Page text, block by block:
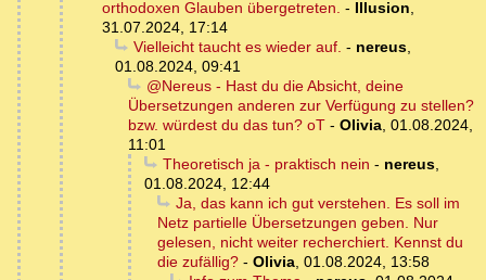
orthodoxen Glauben übergetreten. - Illusion,
31.07.2024, 17:14
Vielleicht taucht es wieder auf. - nereus,
01.08.2024, 09:41
@Nereus - Hast du die Absicht, deine
Übersetzungen anderen zur Verfügung zu stellen?
bzw. würdest du das tun? oT - Olivia, 01.08.2024,
11:01
Theoretisch ja - praktisch nein - nereus,
01.08.2024, 12:44
Ja, das kann ich gut verstehen. Es soll im
Netz partielle Übersetzungen geben. Nur
gelesen, nicht weiter recherchiert. Kennst du
die zufällig? - Olivia, 01.08.2024, 13:58